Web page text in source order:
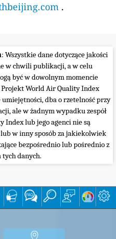
.
: Wszystkie dane dotyczące jakości
w chwili publikacji, a w celu
być w dowolnym momencie
World Air Quality Index
dba o rzetelność przy
ale w żadnym wypadku zespół
lub jego agenci nie są
w inny sposób za jakiekolwiek
bezpośrednio lub pośrednio z
tych danych.